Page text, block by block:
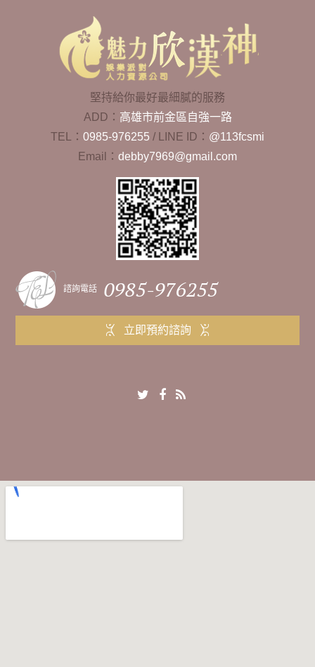
堅持給你最好最細膩的服務
ADD： 高雄市前金區自強一路
TEL： 0985-976255 / LINE ID： @113fcsmi
Email： debby7969@gmail.com
諮詢電話 0985-976255
立即預約諮詢